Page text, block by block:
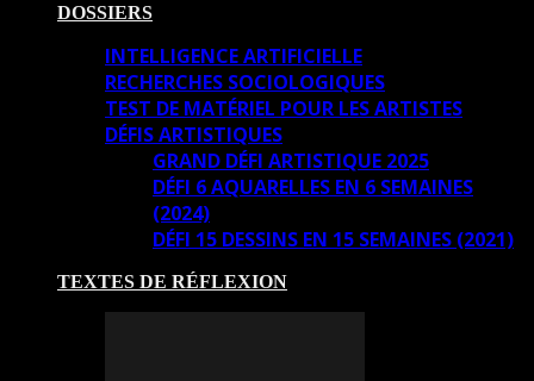
DOSSIERS
INTELLIGENCE ARTIFICIELLE
RECHERCHES SOCIOLOGIQUES
TEST DE MATÉRIEL POUR LES ARTISTES
DÉFIS ARTISTIQUES
GRAND DÉFI ARTISTIQUE 2025
DÉFI 6 AQUARELLES EN 6 SEMAINES
(2024)
DÉFI 15 DESSINS EN 15 SEMAINES (2021)
TEXTES DE RÉFLEXION